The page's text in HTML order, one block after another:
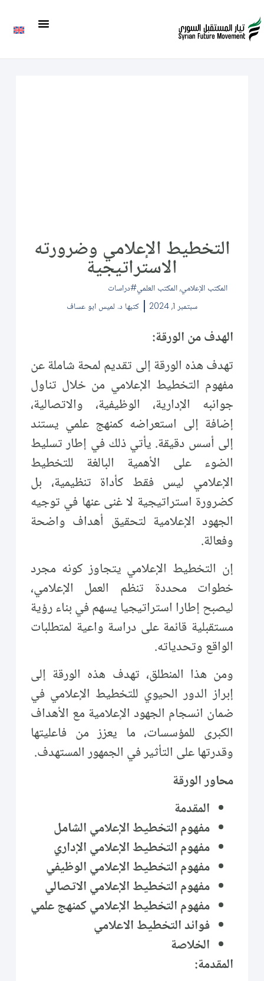
التخطيط الإعلامي وضرورته
الاستراتيجية
المكتب الإعلامي, المكتب العلمي دراسات
سبتمبر 1, 2024
كتبها د. لميس ابو عساف
الهدف من الورقة:
تهدف هذه الورقة إلى تقديم لمحة شاملة عن
مفهوم التخطيط الإعلامي من خلال تناول
جوانبه الإدارية، الوظيفية، والاتصالية،
إضافة إلى استعراضه كمنهج علمي يستند
إلى أسس دقيقة. يأتي ذلك في إطار تسليط
الضوء على الأهمية البالغة للتخطيط
الإعلامي ليس فقط كأداة تنظيمية، بل
كضرورة استراتيجية لا غنى عنها في توجيه
الجهود الإعلامية لتحقيق أهداف واضحة
وفعالة.
إن التخطيط الإعلامي يتجاوز كونه مجرد
خطوات محددة تنظم العمل الإعلامي،
ليصبح إطارا استراتيجيا يسهم في بناء رؤية
مستقبلية قائمة على دراسة واعية لمتطلبات
الواقع وتحدياته.
ومن هذا المنطلق، تهدف هذه الورقة إلى
إبراز الدور الحيوي للتخطيط الإعلامي في
ضمان انسجام الجهود الإعلامية مع الأهداف
الكبرى للمؤسسات، ما يعزز من فاعليتها
وقدرتها على التأثير في الجمهور المستهدف.
محاور الورقة
المقدمة
مفهوم التخطيط الإعلامي الشامل
مفهوم التخطيط الإعلامي الإداري
مفهوم التخطيط الإعلامي الوظيفي
مفهوم التخطيط الإعلامي الاتصالي
مفهوم التخطيط الإعلامي كمنهج علمي
فوائد التخطيط الاعلامي
الخلاصة
المقدمة: